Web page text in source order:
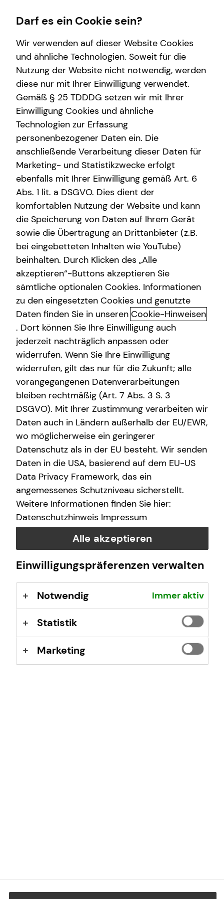
Wissenswertes
Über tecis
Patrick Hoffmann
Patrick Hoffmann
Divisional Manager
in Karlsruhe und Umgebung
Das ist tecis
Wir sind tecis, die Finanzberatung deiner Generation –
und begleiten dich auf deinem Weg in eine finanziell
selbstbestimmte Zukunft.
Mehr erfahren
Darf es ein Cookie sein?
Wir verwenden auf dieser Website Cookies
und ähnliche Technologien. Soweit für die
Nutzung der Website nicht notwendig, werden
diese nur mit Ihrer Einwilligung verwendet.
Gemäß § 25 TDDDG setzen wir mit Ihrer
Einwilligung Cookies und ähnliche
Technologien zur Erfassung
personenbezogener Daten ein. Die
anschließende Verarbeitung dieser Daten für
Marketing- und Statistikzwecke erfolgt
ebenfalls mit Ihrer Einwilligung gemäß Art. 6
Abs. 1 lit. a DSGVO. Dies dient der
komfortablen Nutzung der Website und kann
die Speicherung von Daten auf Ihrem Gerät
sowie die Übertragung an Drittanbieter (z.B.
bei eingebetteten Inhalten wie YouTube)
beinhalten. Durch Klicken des „Alle
akzeptieren“-Buttons akzeptieren Sie
sämtliche optionalen Cookies. Informationen
zu den eingesetzten Cookies und genutzte
Daten finden Sie in unseren Cookie-Hinweisen
. Dort können Sie Ihre Einwilligung auch
jederzeit nachträglich anpassen oder
widerrufen. Wenn Sie Ihre Einwilligung
widerrufen, gilt das nur für die Zukunft; alle
vorangegangenen Datenverarbeitungen
bleiben rechtmäßig (Art. 7 Abs. 3 S. 3
DSGVO). Mit Ihrer Zustimmung verarbeiten wir
Daten auch in Ländern außerhalb der EU/EWR,
wo möglicherweise ein geringerer
Datenschutz als in der EU besteht. Wir senden
Daten in die USA, basierend auf dem EU-US
Data Privacy Framework, das ein
angemessenes Schutzniveau sicherstellt.
Weitere Informationen finden Sie hier:
Datenschutzhinweis Impressum
Alle akzeptieren
Einwilligungspräferenzen verwalten
Notwendig Immer aktiv
Statistik
Marketing